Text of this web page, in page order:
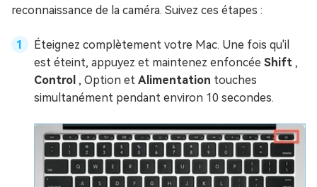
reconnaissance de la caméra. Suivez ces étapes :
Éteignez complètement votre Mac. Une fois qu'il
est éteint, appuyez et maintenez enfoncée Shift ,
Control , Option et Alimentation touches
simultanément pendant environ 10 secondes.